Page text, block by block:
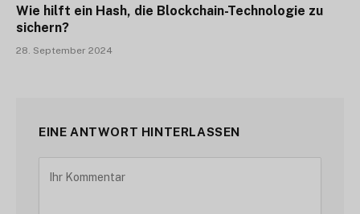
Wie hilft ein Hash, die Blockchain-Technologie zu
sichern?
28. September 2024
EINE ANTWORT HINTERLASSEN